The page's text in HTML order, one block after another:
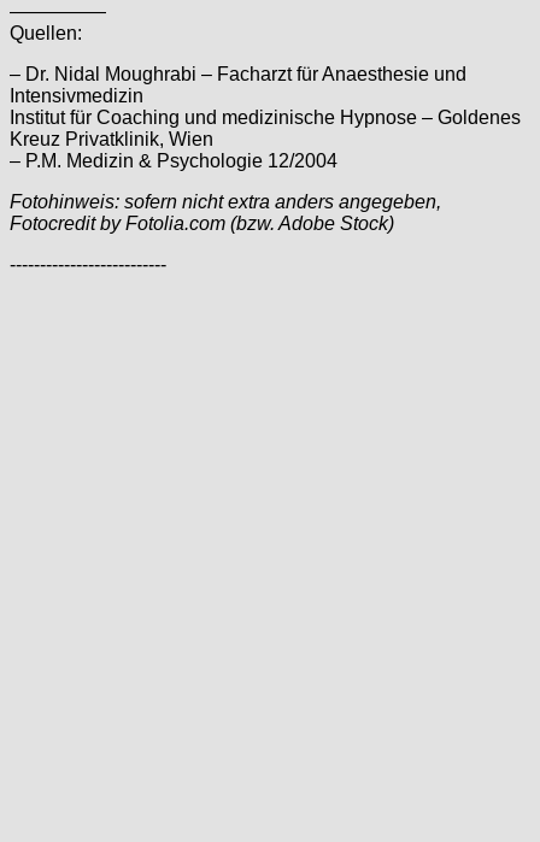
—————
Quellen:
– Dr. Nidal Moughrabi – Facharzt für Anaesthesie und
Intensivmedizin
Institut für Coaching und medizinische Hypnose – Goldenes
Kreuz Privatklinik, Wien
– P.M. Medizin & Psychologie 12/2004
Fotohinweis: sofern nicht extra anders angegeben,
Fotocredit by Fotolia.com (bzw. Adobe Stock)
--------------------------